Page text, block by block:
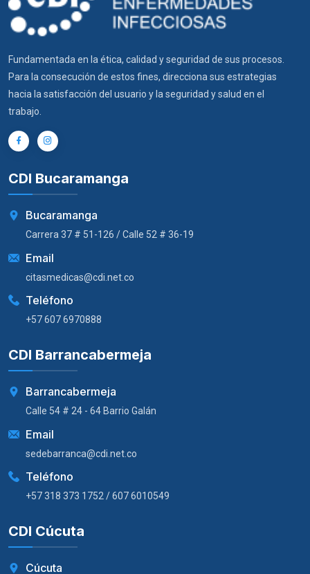
Fundamentada en la ética, calidad y seguridad de sus procesos.
Para la consecución de estos fines, direcciona sus estrategias
hacia la satisfacción del usuario y la seguridad y salud en el
trabajo.
CDI Bucaramanga
Bucaramanga
Carrera 37 # 51-126 / Calle 52 # 36-19
Email
citasmedicas@cdi.net.co
Teléfono
+57 607 6970888
CDI Barrancabermeja
Barrancabermeja
Calle 54 # 24 - 64 Barrio Galán
Email
sedebarranca@cdi.net.co
Teléfono
+57 318 373 1752 / 607 6010549
CDI Cúcuta
Cúcuta